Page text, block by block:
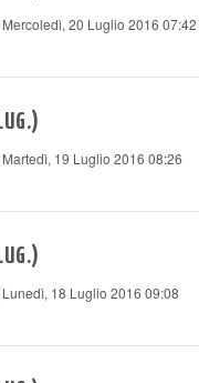
Mercoledì, 20 Luglio 2016 07:42
Martedì, 19 Luglio 2016 08:26
Lunedì, 18 Luglio 2016 09:08